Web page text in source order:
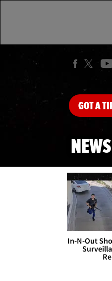
GOTA
NEWS
In-N-Out